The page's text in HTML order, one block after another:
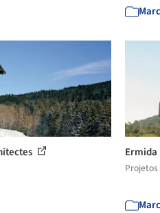
Ermida
Projetos